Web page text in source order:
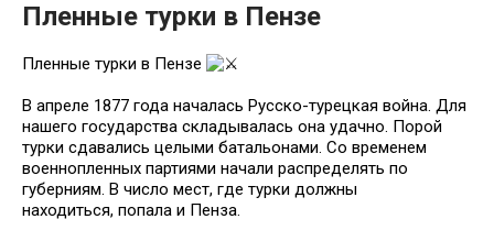
Пленные турки в Пензе
Пленные турки в Пензе
В апреле 1877 года началась Русско-турецкая война. Для
нашего государства складывалась она удачно. Порой
турки сдавались целыми батальонами. Со временем
военнопленных партиями начали распределять по
губерниям. В число мест, где турки должны
находиться, попала и Пенза.